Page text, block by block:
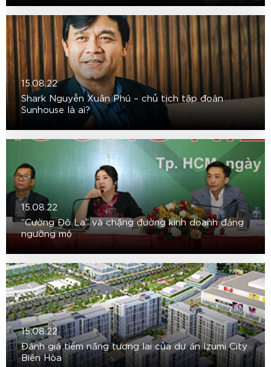
15.08.22
Shark Nguyễn Xuân Phú – chủ tịch tập đoàn
Sunhouse là ai?
15.08.22
“Cường Đô La” và chặng đường kinh doanh đáng
ngưỡng mộ
15.08.22
Đánh giá tiềm năng tương lai của dự án Izumi City
Biên Hòa